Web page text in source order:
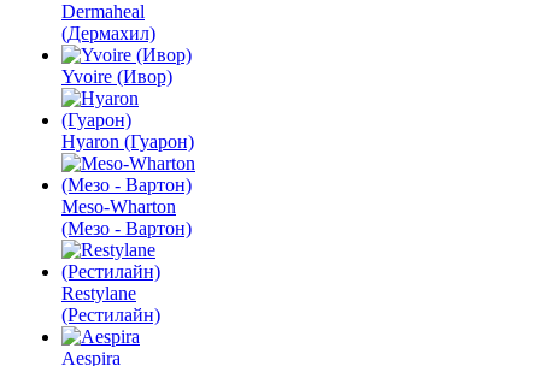
Dermaheal
(Дермахил)
Yvoire (Ивор)
Hyaron (Гуарон)
Meso-Wharton
(Мезо - Вартон)
Restylane
(Рестилайн)
Aespira